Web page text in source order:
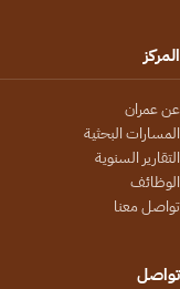
المركز
عن عمران
المسارات البحثية
التقارير السنوية
الوظائف
تواصل معنا
تواصل